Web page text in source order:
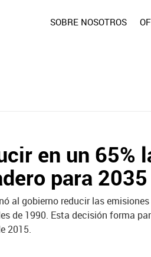
SOBRE NOSOTROS
en un 65%
para 2035
al gobierno reducir las
de 1990. Esta decisión forma
2015.